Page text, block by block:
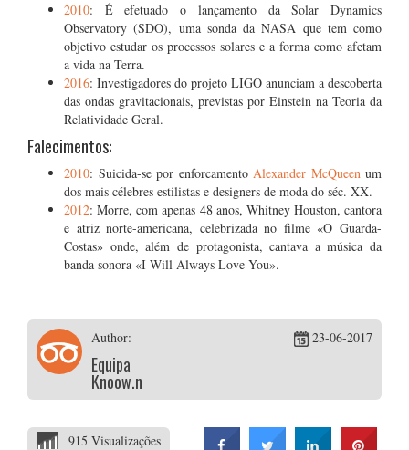
2010: É efetuado o lançamento da Solar Dynamics
Observatory (SDO), uma sonda da NASA que tem como
objetivo estudar os processos solares e a forma como afetam
a vida na Terra.
2016: Investigadores do projeto LIGO anunciam a descoberta
das ondas gravitacionais, previstas por Einstein na Teoria da
Relatividade Geral.
Falecimentos:
2010: Suicida-se por enforcamento Alexander McQueenum
dos mais célebres estilistas e designers de moda do séc. XX.
2012: Morre, com apenas 48 anos, Whitney Houston, cantora
e atriz norte-americana, celebrizada no filme «O Guarda-
Costas» onde, além de protagonista, cantava a música da
banda sonora «I Will Always Love You».
Author:
Equipa
Knoow.net
23-06-2017
915 Visualizações